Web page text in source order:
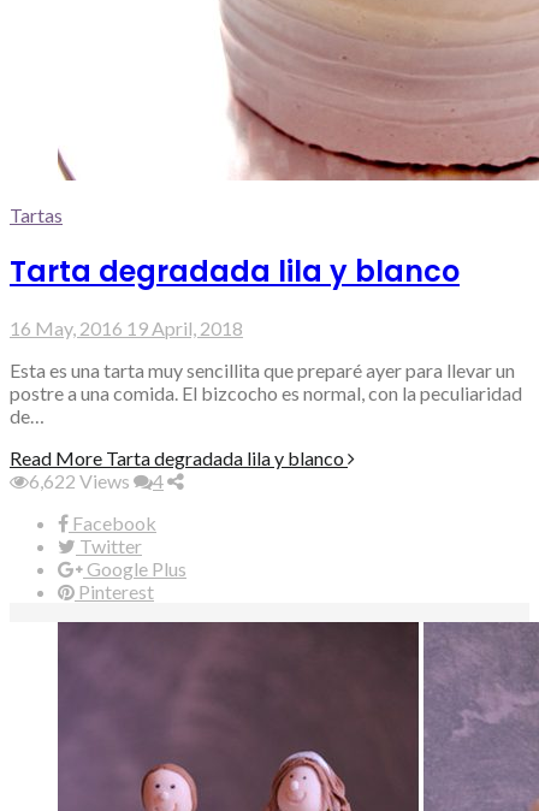
Tartas
Tarta degradada lila y blanco
16 May, 2016 19 April, 2018
Esta es una tarta muy sencillita que preparé ayer para llevar un
postre a una comida. El bizcocho es normal, con la peculiaridad
de…
Read More Tarta degradada lila y blanco
6,622 Views
4
Facebook
Twitter
Google Plus
Pinterest